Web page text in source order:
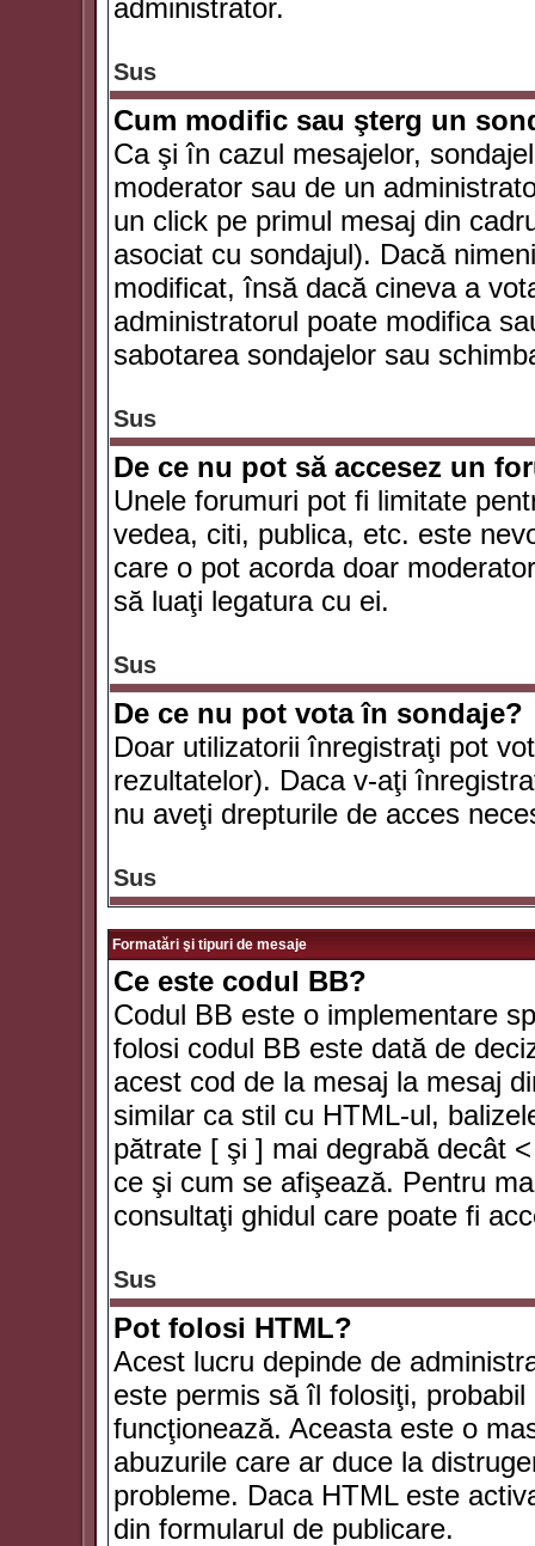
administrator.
Sus
Cum modific sau şterg un
Ca şi în cazul mesajelor,
moderator sau de un
un click pe primul mesaj din
asociat cu sondajul). Dacă
modificat, însă dacă cineva a
administratorul poate modifica
sabotarea sondajelor sau
Sus
De ce nu pot să accesez un
Unele forumuri pot fi limitate
vedea, citi, publica, etc. este
care o pot acorda doar
să luaţi legatura cu ei.
Sus
De ce nu pot vota în sondaje?
Doar utilizatorii înregistraţi pot
rezultatelor). Daca v-aţi
nu aveţi drepturile de acces
Sus
Formatări şi tipuri de mesaje
Ce este codul BB?
Codul BB este o implementare
folosi codul BB este dată de
acest cod de la mesaj la mesaj
similar ca stil cu HTML-ul,
pătrate [ şi ] mai degrabă decât
ce şi cum se afişează. Pentru
consultaţi ghidul care poate fi
Sus
Pot folosi HTML?
Acest lucru depinde de
este permis să îl folosiţi,
funcţionează. Aceasta este o
abuzurile care ar duce la
probleme. Daca HTML este
din formularul de publicare.